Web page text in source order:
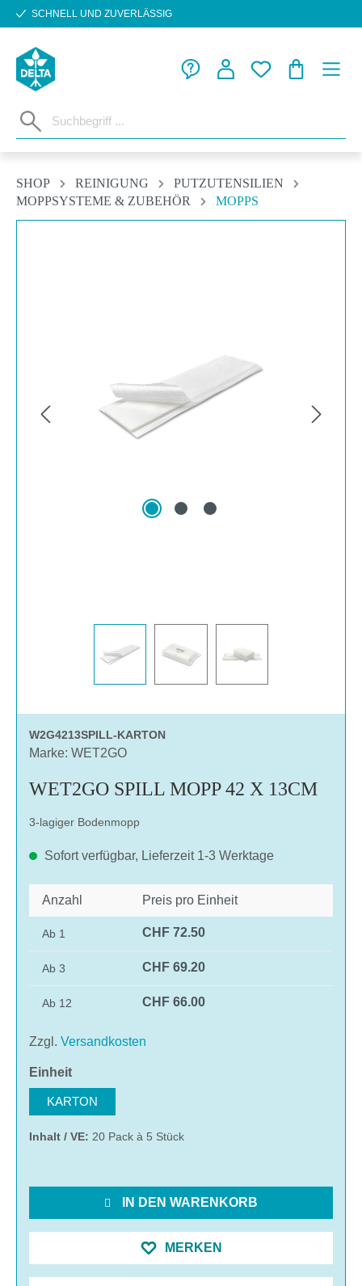
Zum Hauptinhalt springen
SCHNELL UND ZUVERLÄSSIG
SHOP REINIGUNG
PUTZUTENSILIEN
MOPPSYSTEME & ZUBEHÖR
MOPPS
W2G4213SPILL-KARTON
Marke: WET2GO
WET2GO SPILL MOPP 42 X 13CM
3-lagiger Bodenmopp
Sofort verfügbar, Lieferzeit 1-3 Werktage
Anzahl Preis pro Einheit
Ab 1 CHF 72.50
Ab 3 CHF 69.20
Ab 12 CHF 66.00
Zzgl. Versandkosten
Einheitauswählen
KARTON
Inhalt / VE: 20 Pack à 5 Stück
IN DEN WARENKORB
MERKEN